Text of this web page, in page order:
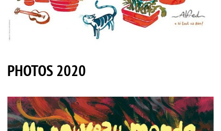
PHOTOS 2020